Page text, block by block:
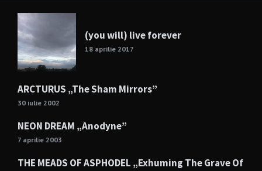
(you will) live forever
18 aprilie 2017
ARCTURUS „The Sham Mirrors”
30 iulie 2002
NEON DREAM „Anodyne”
7 aprilie 2003
THE MEADS OF ASPHODEL „Exhuming The Grave Of